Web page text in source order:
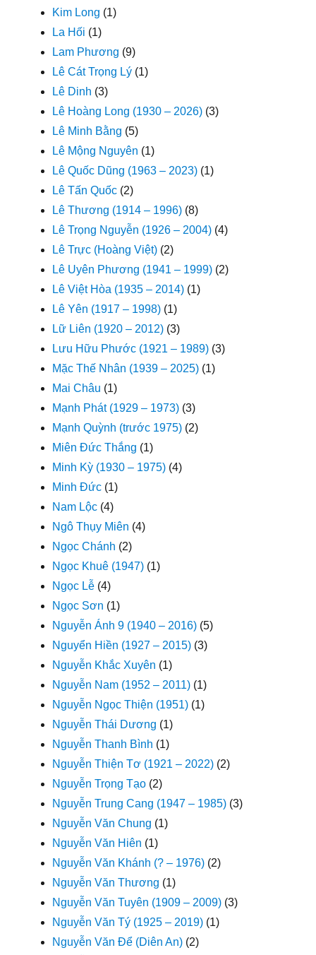
Kim Long (1)
La Hối (1)
Lam Phương (9)
Lê Cát Trọng Lý (1)
Lê Dinh (3)
Lê Hoàng Long (1930 – 2026) (3)
Lê Minh Bằng (5)
Lê Mộng Nguyên (1)
Lê Quốc Dũng (1963 – 2023) (1)
Lê Tấn Quốc (2)
Lê Thương (1914 – 1996) (8)
Lê Trọng Nguyễn (1926 – 2004) (4)
Lê Trực (Hoàng Việt) (2)
Lê Uyên Phương (1941 – 1999) (2)
Lê Việt Hòa (1935 – 2014) (1)
Lê Yên (1917 – 1998) (1)
Lữ Liên (1920 – 2012) (3)
Lưu Hữu Phước (1921 – 1989) (3)
Mặc Thế Nhân (1939 – 2025) (1)
Mai Châu (1)
Mạnh Phát (1929 – 1973) (3)
Mạnh Quỳnh (trước 1975) (2)
Miên Đức Thắng (1)
Minh Kỳ (1930 – 1975) (4)
Minh Đức (1)
Nam Lộc (4)
Ngô Thụy Miên (4)
Ngọc Chánh (2)
Ngọc Khuê (1947) (1)
Ngọc Lễ (4)
Ngọc Sơn (1)
Nguyễn Ánh 9 (1940 – 2016) (5)
Nguyển Hiền (1927 – 2015) (3)
Nguyễn Khắc Xuyên (1)
Nguyễn Nam (1952 – 2011) (1)
Nguyễn Ngọc Thiện (1951) (1)
Nguyễn Thái Dương (1)
Nguyễn Thanh Bình (1)
Nguyễn Thiện Tơ (1921 – 2022) (2)
Nguyễn Trọng Tạo (2)
Nguyễn Trung Cang (1947 – 1985) (3)
Nguyễn Văn Chung (1)
Nguyễn Văn Hiên (1)
Nguyễn Văn Khánh (? – 1976) (2)
Nguyễn Văn Thương (1)
Nguyễn Văn Tuyên (1909 – 2009) (3)
Nguyễn Văn Tý (1925 – 2019) (1)
Nguyễn Văn Để (Diên An) (2)